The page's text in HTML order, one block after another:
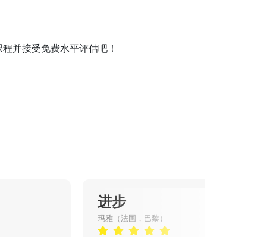
并接受免费水平评估吧！
进步
玛雅（法国，巴黎）